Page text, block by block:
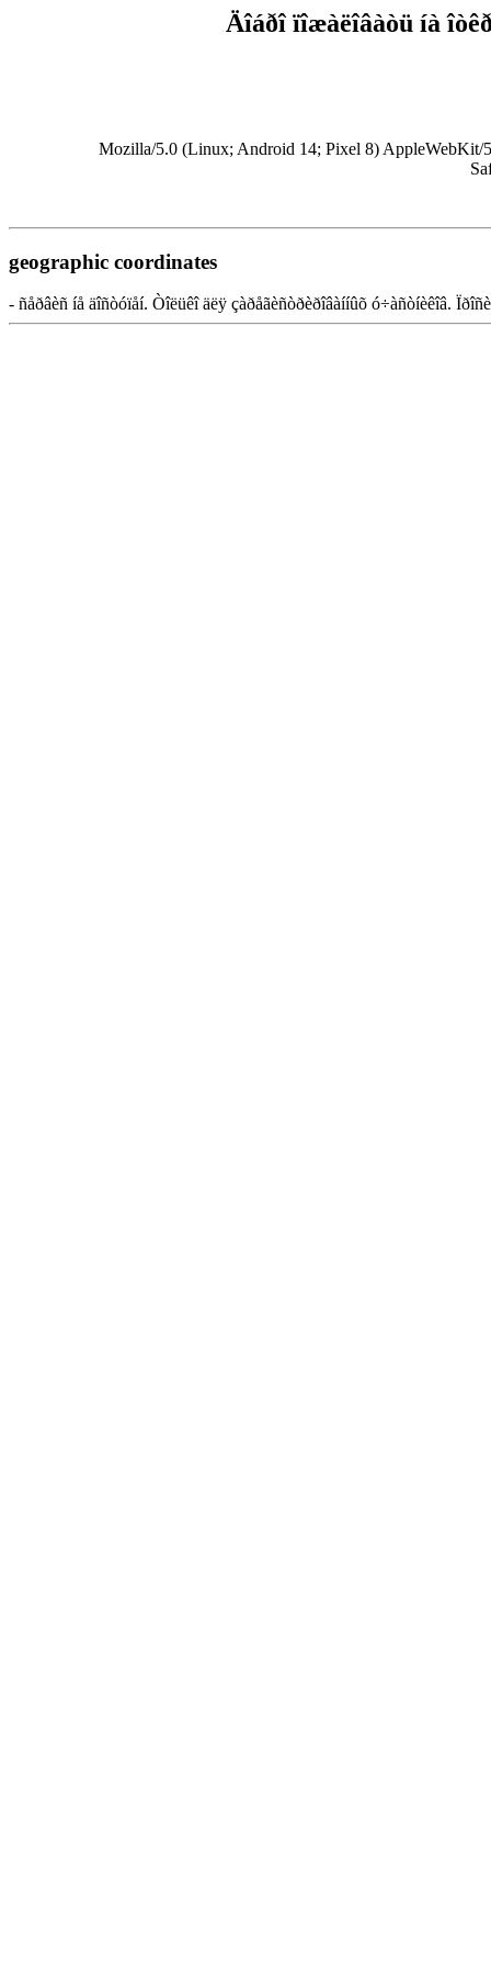
Äîáðî ïîæàëîâàòü íà
Mozilla/5.0 (Linux; Android 14; Pixel 8)
geographic coordinates
- ñåðâèñ íå äîñòóïåí. Òîëüêî äëÿ çàðåãèñòðèðîâàííûõ ó÷àñòíèêîâ.